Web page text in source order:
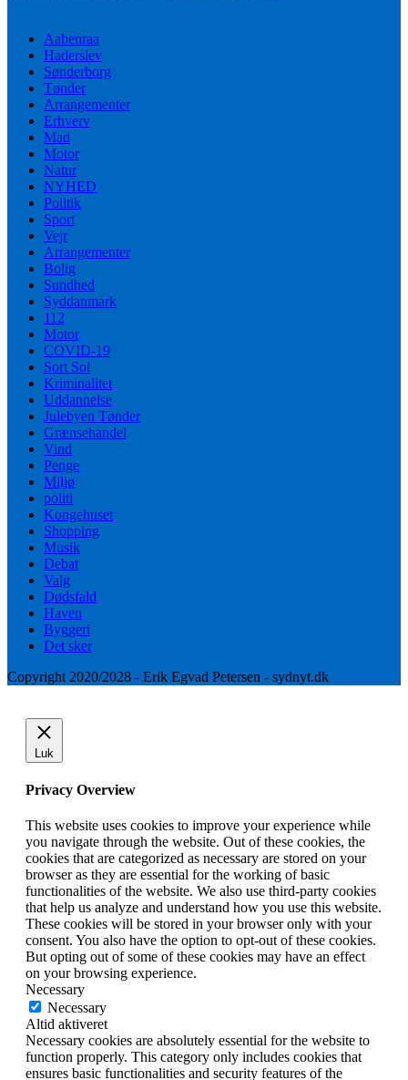
Aabenraa
Haderslev
Sønderborg
Tønder
Arrangementer
Erhverv
Mad
Motor
Natur
NYHED
Politik
Sport
Vejr
Arrangementer
Bolig
Sundhed
Syddanmark
112
Motor
COVID-19
Sort Sol
Kriminalitet
Uddannelse
Julebyen Tønder
Grænsehandel
Vind
Penge
Miljø
politi
Kongehuset
Shopping
Musik
Debat
Valg
Dødsfald
Haven
Byggeri
Det sker
Copyright 2020/2028 - Erik Egvad Petersen - sydnyt.dk
Luk
Privacy Overview
This website uses cookies to improve your experience while
you navigate through the website. Out of these cookies, the
cookies that are categorized as necessary are stored on your
browser as they are essential for the working of basic
functionalities of the website. We also use third-party cookies
that help us analyze and understand how you use this website.
These cookies will be stored in your browser only with your
consent. You also have the option to opt-out of these cookies.
But opting out of some of these cookies may have an effect
on your browsing experience.
Necessary
Necessary
Altid aktiveret
Necessary cookies are absolutely essential for the website to
function properly. This category only includes cookies that
ensures basic functionalities and security features of the